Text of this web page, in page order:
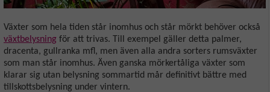
Växter som hela tiden står inomhus och står mörkt behöver också
växtbelysning för att trivas. Till exempel gäller detta palmer,
dracenta, gullranka mfl, men även alla andra sorters rumsväxter
som man står inomhus. Även ganska mörkertåliga växter som
klarar sig utan belysning sommartid mår definitivt bättre med
tillskottsbelysning under vintern.